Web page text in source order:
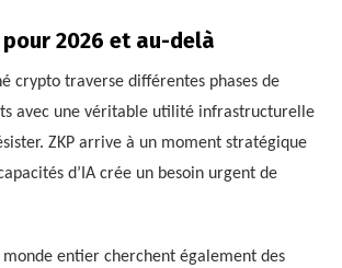
2026 et au-delà
crypto traverse différentes phases de
avec une véritable utilité infrastructurelle
ZKP arrive à un moment stratégique
d’IA crée un besoin urgent de
monde entier cherchent également des